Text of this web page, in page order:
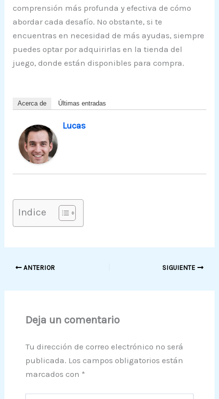
comprensión más profunda y efectiva de cómo
abordar cada desafío. No obstante, si te
encuentras en necesidad de más ayudas, siempre
puedes optar por adquirirlas en la tienda del
juego, donde están disponibles para compra.
Acerca de Últimas entradas
Lucas
Indice
ANTERIOR SIGUIENTE
Deja un comentario
Tu dirección de correo electrónico no será
publicada. Los campos obligatorios están
marcados con *